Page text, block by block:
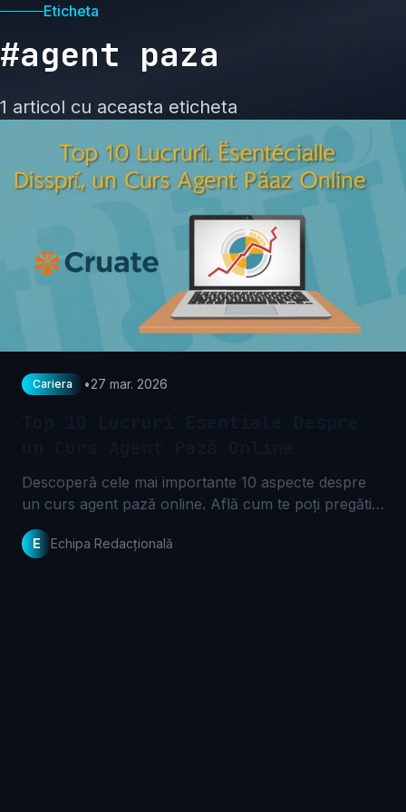
Eticheta
#agent paza
1 articol cu aceasta eticheta
Cariera •27 mar. 2026
Descoperă cele mai importante 10 aspecte despre
un curs agent pază online. Află cum te poți pregăti
eficient pentru o carieră în securitate, direct de
acasă.
E Echipa Redacțională